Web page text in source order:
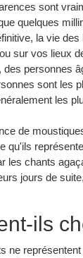
sont
quelques
la vie
sur vos lieux
personnes
sont les
les
de
qu'ils
les chants
jours de
ils
ne